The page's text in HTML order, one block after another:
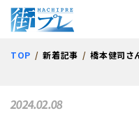
街プ
TOP 新着記事 橋本健司さんが自
2024.02.08